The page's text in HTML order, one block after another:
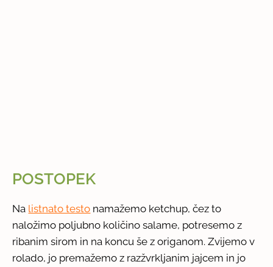
POSTOPEK
Na listnato testo namažemo ketchup, čez to
naložimo poljubno količino salame, potresemo z
ribanim sirom in na koncu še z origanom. Zvijemo v
rolado, jo premažemo z razžvrkljanim jajcem in jo